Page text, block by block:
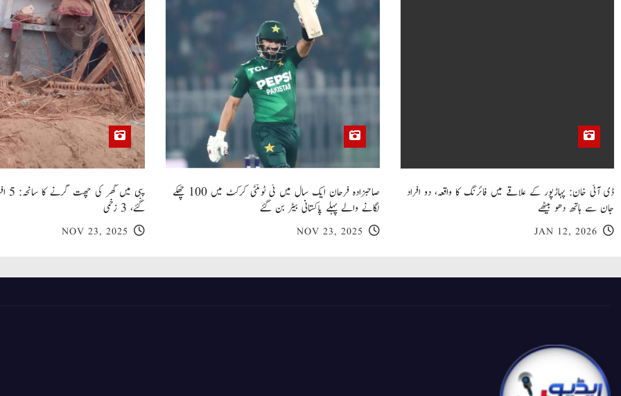
ڈی آئی خان: پہاڑپور کے علاقے میں فائرنگ کا واقعہ، دو افراد
جان سے ہاتھ دھو بیٹھے
JAN 12, 2026
صاحبزادہ فرحان ایک سال میں ٹی ٹوئنٹی کرکٹ میں 100 چھکے
لگانے والے پہلے پاکستانی بیٹر بن گئے
NOV 23, 2025
گئے، 3 زخمی
NOV 23, 2025